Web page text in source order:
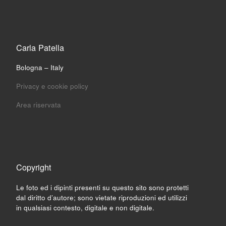
Carla Patella
Bologna – Italy
Privacy e cookie policy
Area riservata
Copyright
Le foto ed i dipinti presenti su questo sito sono protetti
dal diritto d’autore; sono vietate riproduzioni ed utilizzi
in qualsiasi contesto, digitale e non digitale.